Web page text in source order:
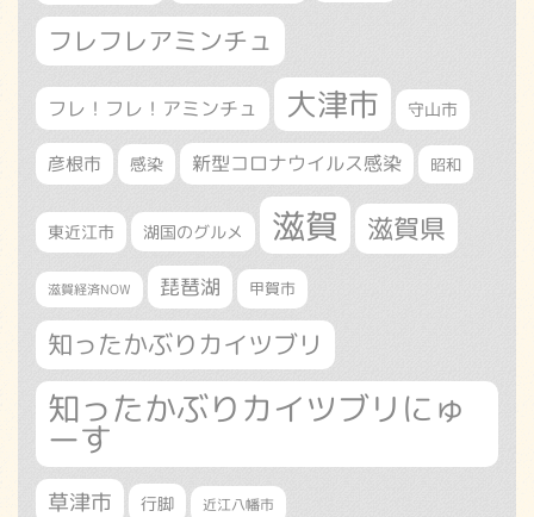
フレフレアミンチュ
フレ！フレ！アミンチュ 大津市 守山市
彦根市 感染 新型コロナウイルス感染 昭和
東近江市 湖国のグルメ 滋賀 滋賀県
滋賀経済NOW 琵琶湖 甲賀市
知ったかぶりカイツブリ
知ったかぶりカイツブリにゅ
ーす
草津市 行脚 近江八幡市